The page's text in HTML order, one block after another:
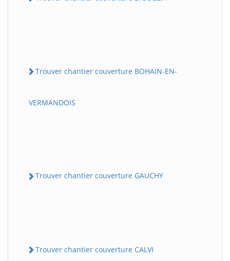
Trouver chantier couverture BOHAIN-EN-
VERMANDOIS
Trouver chantier couverture GAUCHY
Trouver chantier couverture CALVI